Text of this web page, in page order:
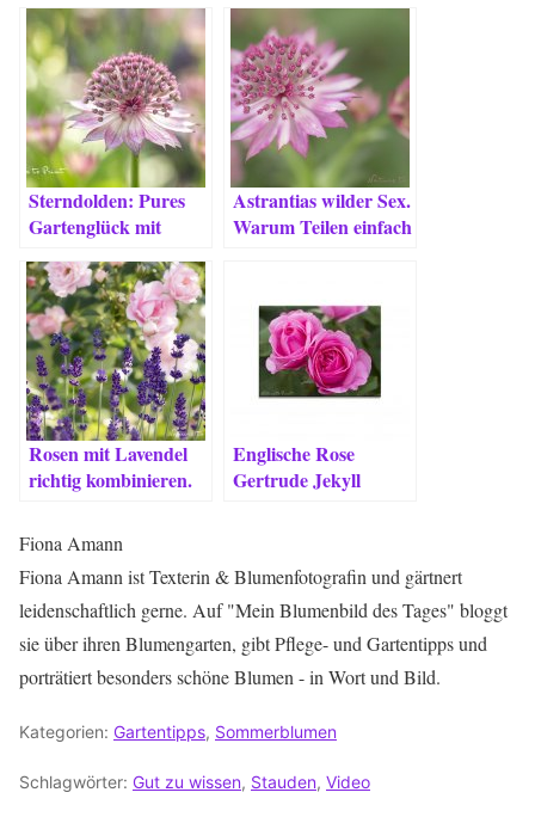
Sterndolden: Pures
Gartenglück mit
Astrantias wilder Sex.
Warum Teilen einfach
Rosen mit Lavendel
richtig kombinieren.
Englische Rose
Gertrude Jekyll
Fiona Amann
Fiona Amann ist Texterin & Blumenfotografin und gärtnert
leidenschaftlich gerne. Auf "Mein Blumenbild des Tages" bloggt
sie über ihren Blumengarten, gibt Pflege- und Gartentipps und
porträtiert besonders schöne Blumen - in Wort und Bild.
Kategorien: Gartentipps, Sommerblumen
Schlagwörter: Gut zu wissen, Stauden, Video